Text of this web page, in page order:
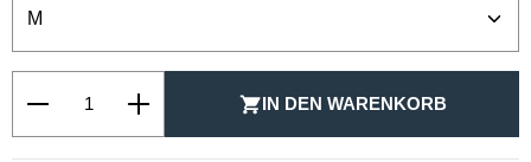
IN DEN WARENKORB